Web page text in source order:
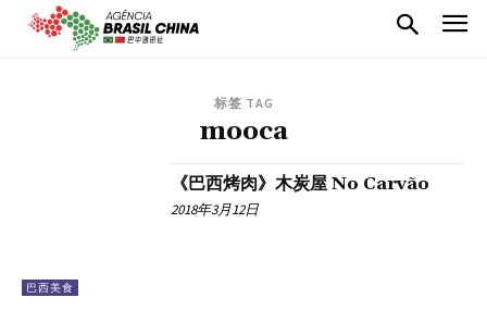
标签 TAG
mooca
巴西美食
《巴西烤肉》木炭屋 No Carvão
2018年3月12日